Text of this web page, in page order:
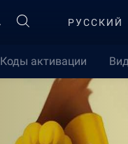
РУССКИЙ
Коды активации